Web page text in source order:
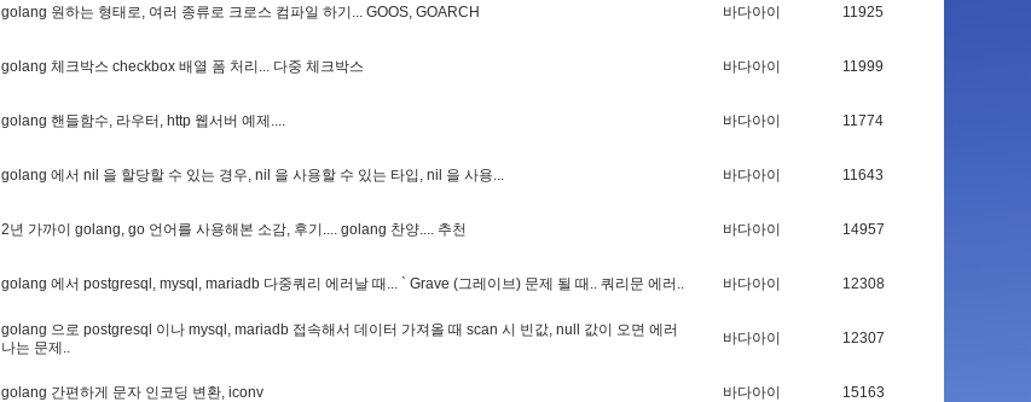
go ang 원하는 형태 로, 여 러 종류로 크로스 컴파일 하기 ... GOOS, GOARC H 바다아이 11925
go ang 체 크박스 checkbox 배 열 폼 처 리 ... 다중 체 크박스 바다아이 11999
go ang 핸들함수, 라우터 , http 웹서 버 예 제 .... 바다아이 11774
go ang 에 서 ni 을 할당할 수 있는 경우, ni 을 사용할 수 있는 타입 , ni 을 사용... 바다아이 11643
2년 가까이 go ang, go 언 어 를 사용해 본 소감, 후기 .... go ang 찬양.... 추천 바다아이 14957
go ang 에 서 postgresq , mysq , mariad b 다중쿼 리 에 러 날 때 ... ` Grave (그레 이 브) 문제 될 때 .. 쿼 리 문 에 러 .. 바다아이 12308
go ang 으로 postgresq 이 나 mysq , mariad b 접 속해서 데 이 터 가져 올 때 scan 시 빈값, nu 값이 오면 에 러
나는 문제 ..
바다아이 12307
go ang 간편하게 문자 인코딩 변 환, iconv 바다아이 15163